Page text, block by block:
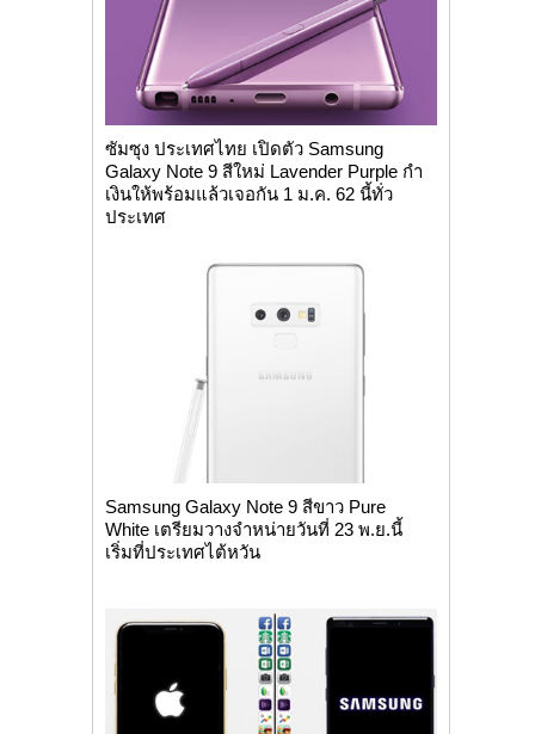
ซัมซุง ประเทศไทย เปิดตัว Samsung
Galaxy Note 9 สีใหม่ Lavender Purple กำ
เงินให้พร้อมแล้วเจอกัน 1 ม.ค. 62 นี้ทั่ว
ประเทศ
Samsung Galaxy Note 9 สีขาว Pure
White เตรียมวางจำหน่ายวันที่ 23 พ.ย.นี้
เริ่มที่ประเทศไต้หวัน